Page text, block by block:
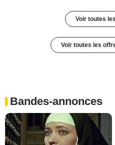
Voir toutes
Voir toutes les
Bandes-annonces